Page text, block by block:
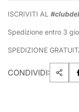
ISCRIVITI AL
Spedizione entro 3
SPEDIZIONE
CONDIVIDI: